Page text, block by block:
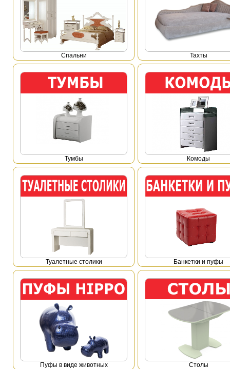
Спальни Тахты
Тумбы Комоды
Туалетные столики Банкетки и пуфы
Пуфы в виде животных Столы